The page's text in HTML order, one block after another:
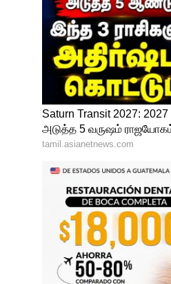
Image Credit : Gemini AI
சிம்மம்